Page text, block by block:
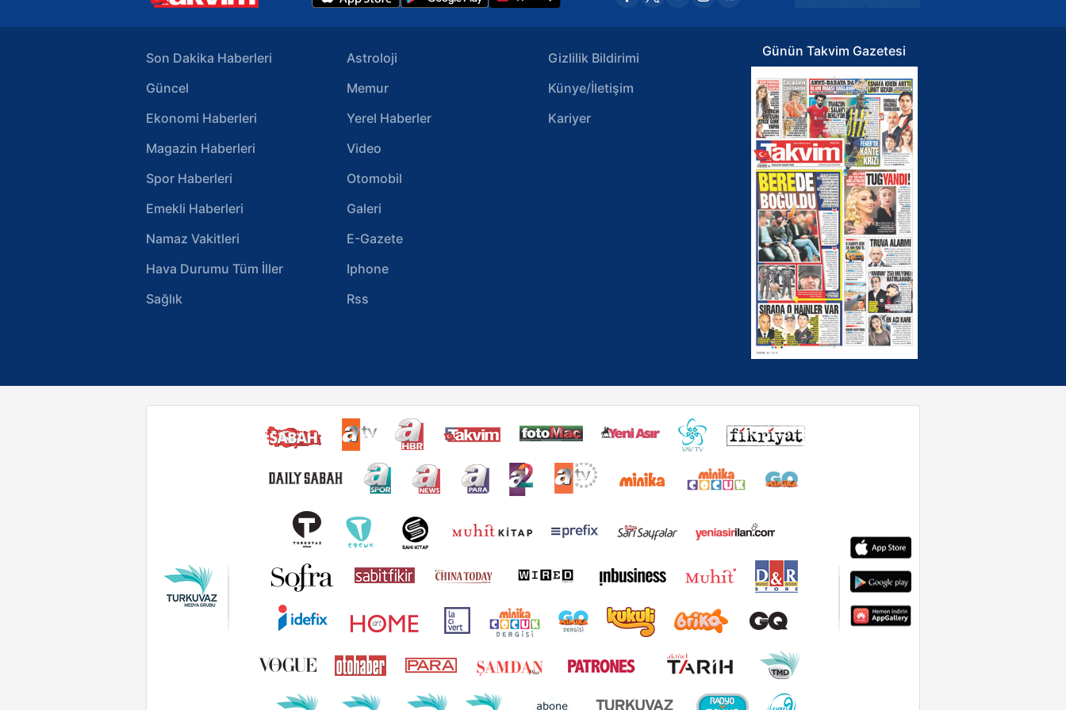
Son Dakika Haberleri
Güncel
Ekonomi Haberleri
Magazin Haberleri
Spor Haberleri
Emekli Haberleri
Namaz Vakitleri
Hava Durumu Tüm İller
Sağlık
Astroloji
Memur
Yerel Haberler
Video
Otomobil
Galeri
E-Gazete
Iphone
Rss
Gizlilik Bildirimi
Künye/İletişim
Kariyer
Günün Takvim Gazetesi